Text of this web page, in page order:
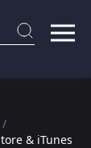
& iTunes